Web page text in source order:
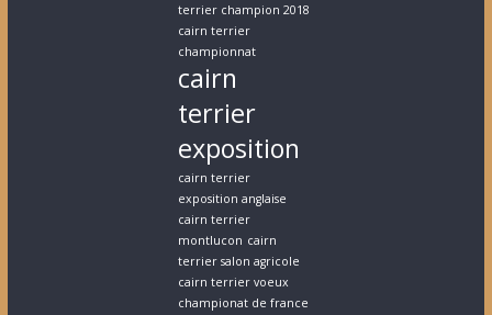
terrier champion 2018
cairn terrier
championnat
cairn
terrier
exposition
cairn terrier
exposition anglaise
cairn terrier
montlucon cairn
terrier salon agricole
cairn terrier voeux
championat de france